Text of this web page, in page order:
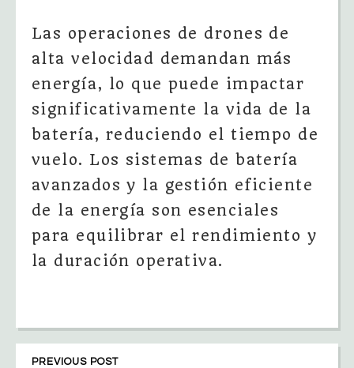
Las operaciones de drones de
alta velocidad demandan más
energía, lo que puede impactar
significativamente la vida de la
batería, reduciendo el tiempo de
vuelo. Los sistemas de batería
avanzados y la gestión eficiente
de la energía son esenciales
para equilibrar el rendimiento y
la duración operativa.
PREVIOUS POST